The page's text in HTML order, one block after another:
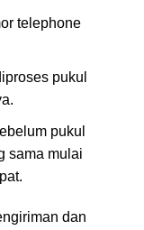
telephone
pukul
pukul
sama mulai
dan